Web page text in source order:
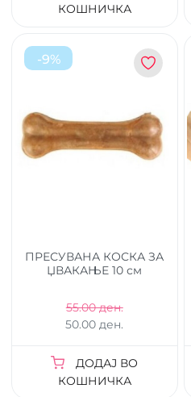
КОШНИЧКА
-9%
ПРЕСУВАНА КОСКА ЗА
ЏВАКАЊЕ 10 см
55.00 ден.
50.00 ден.
ДОДАЈ ВО
КОШНИЧКА